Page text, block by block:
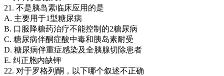
21. 不是胰岛素临床应用的是
A. 主要用于1型糖尿病
B. 口服降糖药治疗不能控制的2糖尿病
C. 糖尿病伴酮症酸中毒和胰岛素耐受
D. 糖尿病伴重症感染及全胰腺切除患者
E. 纠正胞内缺钾
22. 对于罗格列酮，以下哪个叙述不正确